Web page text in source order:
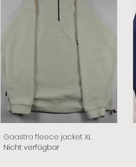
Gaastra fleece jacket XL
Nicht verfügbar